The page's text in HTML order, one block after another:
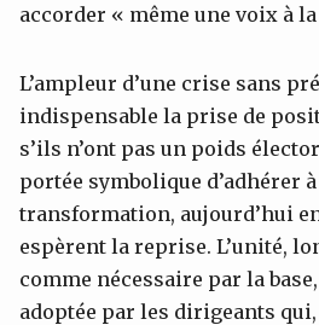
accorder « même une voix à
L’ampleur d’une crise sans
indispensable la prise de
s’ils n’ont pas un poids
portée symbolique d’adhérer
transformation, aujourd’hui
espèrent la reprise. L’unité,
comme nécessaire par la
adoptée par les dirigeants